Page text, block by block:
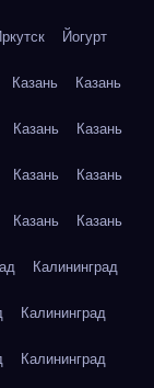
Йогурт
Казань Казань
Казань Казань
Казань Казань
Казань Казань
Калининград
Калининград
Калининград